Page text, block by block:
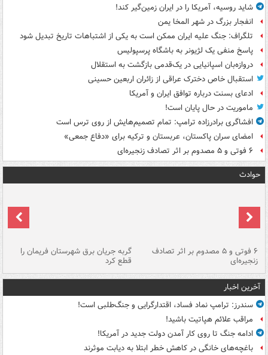
شاید روسیه، آمریکا را در ایران زمین‌گیر کند!
انفجار بزرگ در شهر المخا یمن
تلگراف: جنگ علیه ایران ممکن است به یکی از اشتباهات تاریخ تبدیل شود
پاسخ منفی یک لژیونر به باشگاه پرسپولیس
دروازه‌بان اسپانیایی در یک‌قدمی بازگشت به استقلال
استقبال خاص دخترک عراقی از زائران اربعین حسینی
ادعای بسنت درباره توافق ایران و آمریکا
ماموریت در حال پایان است!
افشاگری برادرزاده ترامپ: تمام تصمیم‌هایش از روی ترس است
امضای سران پاکستان، عربستان و ترکیه برای «دفاع جمعی»
۶ فوتی و ۵ مصدوم بر اثر تصادف زنجیره‌ای
حوادث
۶ فوتی و ۵ مصدوم بر اثر تصادف
زنجیره‌ای
گربه جریان برق شهرستان فریمان را
قطع کرد
آخرین اخبار
سندرز: ترامپ نماد فساد، اقتدارگرایی و جنگ‌طلبی است!
مراقب علائم هپاتیت باشید!
ادامه جنگ تا روی کار آمدن دولت جدید در آمریکا!
باغچه‌های خانگی در کاهش خطر ابتلا به دیابت موثرند